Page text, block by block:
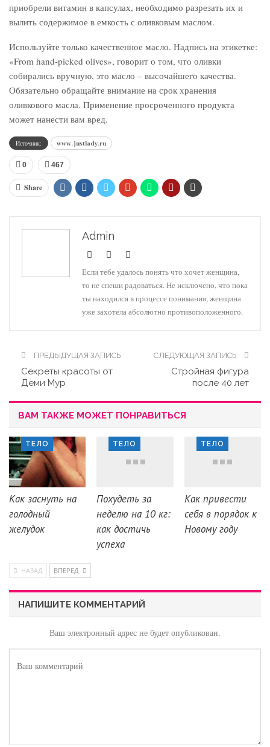
приобрели витамин в капсулах, необходимо разрезать их и
вылить содержимое в емкость с оливковым маслом.
Используйте только качественное масло. Надпись на этикетке:
«From hand-picked olives», говорит о том, что оливки
собирались вручную, это масло – высочайшего качества.
Обязательно обращайте внимание на срок хранения
оливкового масла. Применение просроченного продукта
может нанести вам вред.
Источник: www.justlady.ru
0 467
Share
Admin
Если тебе удалось понять что хочет женщина,
то не спеши радоваться. Не исключено, что пока
ты находился в процессе понимания, женщина
уже захотела абсолютно противоположенного.
ПРЕДЫДУЩАЯ ЗАПИСЬ
Секреты красоты от
Деми Мур
СЛЕДУЮЩАЯ ЗАПИСЬ
Стройная фигура
после 40 лет
ВАМ ТАКЖЕ МОЖЕТ ПОНРАВИТЬСЯ
ТЕЛО
Как заснуть на
голодный
желудок
ТЕЛО
Похудеть за
неделю на 10 кг:
как достичь
успеха
ТЕЛО
Как привести
себя в порядок к
Новому году
НАЗАД ВПЕРЕД
НАПИШИТЕ КОММЕНТАРИЙ
Ваш электронный адрес не будет опубликован.